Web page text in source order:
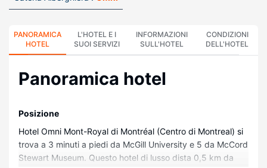
PANORAMICA
HOTEL
L'HOTEL E I
SUOI SERVIZI
INFORMAZIONI
SULL'HOTEL
CONDIZIONI
DELL'HOTEL
Panoramica hotel
Posizione
Hotel Omni Mont-Royal di Montréal (Centro di Montreal) si
trova a 3 minuti a piedi da McGill University e 5 da McCord
Stewart Museum. Questo hotel di lusso dista 0,5 km da